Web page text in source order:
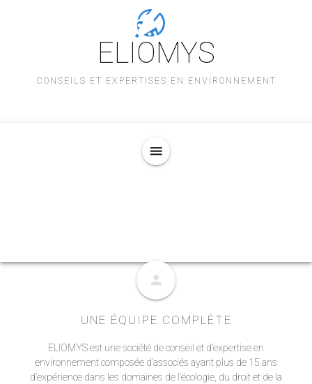
ELIOMYS
CONSEILS ET EXPERTISES EN ENVIRONNEMENT
menu
person
UNE ÉQUIPE COMPLÈTE
ELIOMYS est une société de conseil et d’expertise en
environnement composée d’associés ayant plus de 15 ans
d’expérience dans les domaines de l’écologie, du droit et de la